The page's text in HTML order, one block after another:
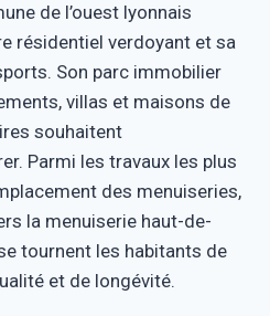
de l’ouest lyonnais
résidentiel verdoyant et sa
Son parc immobilier
villas et maisons de
souhaitent
Parmi les travaux les plus
des menuiseries,
la menuiserie haut-de-
tournent les habitants de
et de longévité.